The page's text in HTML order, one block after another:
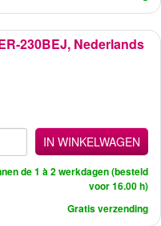
230BEJ, Nederlands
IN WINKELWAGEN
de 1 à 2 werkdagen (besteld
voor 16.00 h)
Gratis verzending